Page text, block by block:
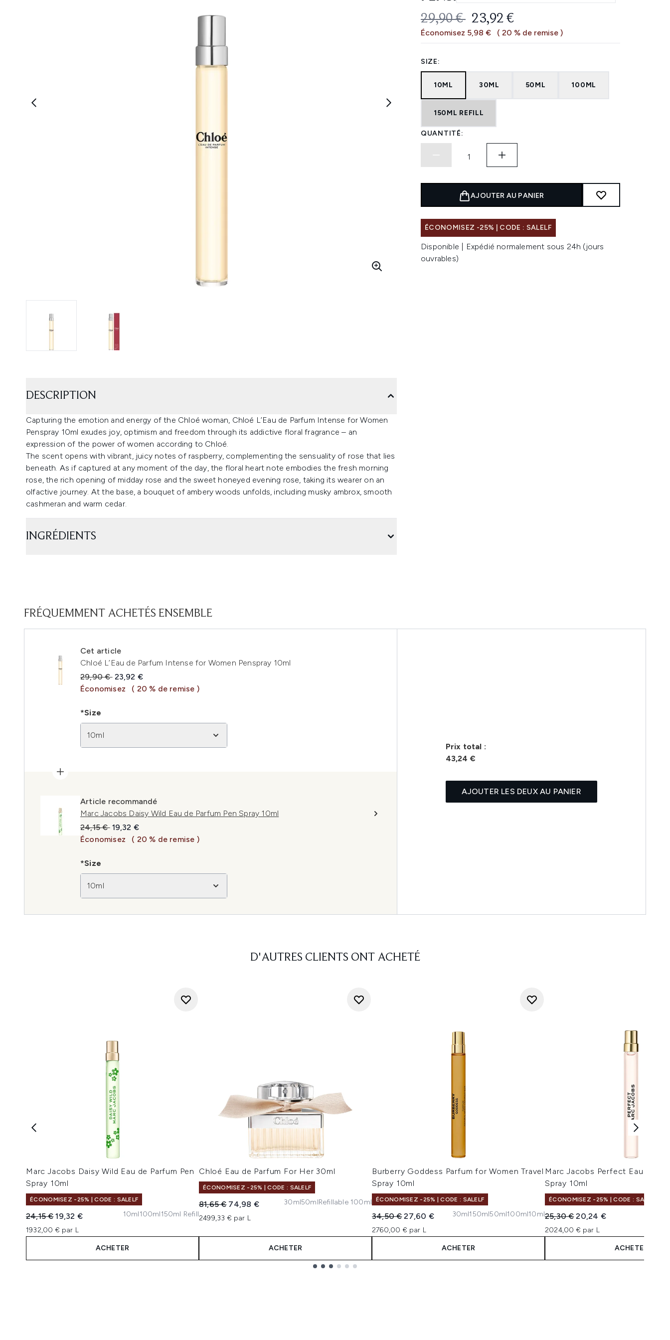
PRIX DE VENTE :
29,90 € PRIX ​​ACTUEL :
23,92 €
Économisez 5,98 € ( 20 % de remise )
SIZE:
10ML 30ML 50ML 100ML
150ML REFILL
QUANTITÉ:
AJOUTER AU PANIER
ÉCONOMISEZ -25% | CODE : SALELF
Disponible | Expédié normalement sous 24h (jours
ouvrables)
DESCRIPTION
Capturing the emotion and energy of the Chloé woman, Chloé L’Eau de Parfum Intense for Women
Penspray 10ml exudes joy, optimism and freedom through its addictive floral fragrance – an
expression of the power of women according to Chloé.
The scent opens with vibrant, juicy notes of raspberry, complementing the sensuality of rose that lies
beneath. As if captured at any moment of the day, the floral heart note embodies the fresh morning
rose, the rich opening of midday rose and the sweet honeyed evening rose, taking its wearer on an
olfactive journey. At the base, a bouquet of ambery woods unfolds, including musky ambrox, smooth
cashmeran and warm cedar.
INGRÉDIENTS
FRÉQUEMMENT ACHETÉS ENSEMBLE
Cet article
Chloé L’Eau de Parfum Intense for Women Penspray 10ml
Prix de vente :
29,90 € Prix ​​actuel :
23,92 €
Économisez
( 20 % de remise )
*Size
10ml
Article recommandé
Marc Jacobs Daisy Wild Eau de Parfum Pen Spray 10ml
Prix de vente :
24,15 € Prix ​​actuel :
19,32 €
Économisez
( 20 % de remise )
*Size
10ml
Prix ​​total :
43,24 €
AJOUTER LES DEUX AU PANIER
D'AUTRES CLIENTS ONT ACHETÉ
Marc Jacobs Daisy Wild Eau de Parfum Pen
Spray 10ml
ÉCONOMISEZ -25% | CODE : SALELF
Prix de vente :
24,15 €Prix ​​actuel :
19,32 €
1932,00 € par L
10ml100ml150ml Refill
ACHETER
Chloé Eau de Parfum For Her 30ml
ÉCONOMISEZ -25% | CODE : SALELF
Prix de vente :
81,65 € Prix ​​actuel :
74,98 €
2499,33 € par L
30ml50mlRefillable 100ml
ACHETER
Burberry Goddess Parfum for Women Travel
Spray 10ml
ÉCONOMISEZ -25% | CODE : SALELF
Prix de vente :
34,50 €Prix ​​actuel :
27,60 €
2760,00 € par L
30ml150ml50ml100ml10ml
ACHETER
Marc Jacobs Perfect Eau de
Spray 10ml
ÉCONOMISEZ -25% | CODE : SALELF
Prix de vente :
25,30 €Prix ​​actuel :
20,24 €
2024,00 € par L
ACHETER